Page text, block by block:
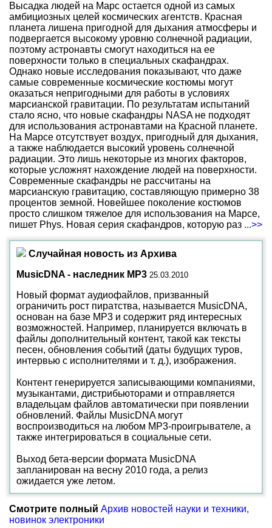
Высадка людей на Марс остается одной из самых
амбициозных целей космических агентств. Красная
планета лишена пригодной для дыхания атмосферы и
подвергается высокому уровню солнечной радиации,
поэтому астронавты смогут находиться на ее
поверхности только в специальных скафандрах.
Однако новые исследования показывают, что даже
самые современные космические костюмы могут
оказаться непригодными для работы в условиях
марсианской гравитации. По результатам испытаний
стало ясно, что новые скафандры NASA не подходят
для использования астронавтами на Красной планете.
На Марсе отсутствует воздух, пригодный для дыхания,
а также наблюдается высокий уровень солнечной
радиации. Это лишь некоторые из многих факторов,
которые усложнят нахождение людей на поверхности.
Современные скафандры не рассчитаны на
марсианскую гравитацию, составляющую примерно 38
процентов земной. Новейшее поколение костюмов
просто слишком тяжелое для использования на Марсе,
пишет Phys. Новая серия скафандров, которую раз ...>>
Случайная новость из Архива
MusicDNA - наследник MP3 25.03.2010
Новый формат аудиофайлов, призванный
ограничить рост пиратства, называется MusicDNA,
основан на базе MP3 и содержит ряд интересных
возможностей. Например, планируется включать в
файлы дополнительный контент, такой как тексты
песен, обновления событий (даты будущих туров,
интервью с исполнителями и т. д.), изображения.
Контент генерируется записывающими компаниями,
музыкантами, дистрибьюторами и отправляется
владельцам файлов автоматически при появлении
обновлений. Файлы MusicDNA могут
воспроизводиться на любом MP3-проигрывателе, а
также интегрироваться в социальные сети.
Выход бета-версии формата MusicDNA
запланирован на весну 2010 года, а релиз
ожидается уже летом.
Смотрите полный Архив новостей науки и техники,
новинок электроники